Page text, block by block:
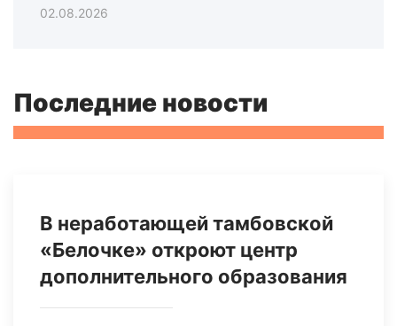
02.08.2026
Последние новости
В неработающей тамбовской
«Белочке» откроют центр
дополнительного образования